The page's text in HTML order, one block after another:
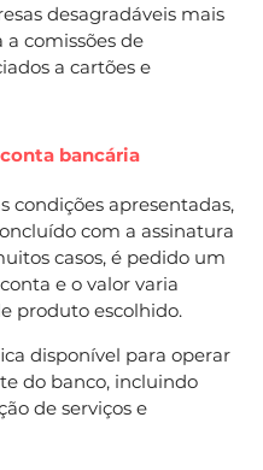
desagradáveis mais
comissões de
a cartões e
bancária
condições apresentadas,
com a assinatura
casos, é pedido um
e o valor varia
produto escolhido.
disponível para operar
do banco, incluindo
de serviços e